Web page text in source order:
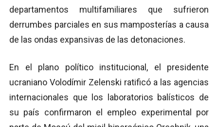
departamentos multifamiliares que sufrieron
derrumbes parciales en sus mamposterías a causa
de las ondas expansivas de las detonaciones.
En el plano político institucional, el presidente
ucraniano Volodímir Zelenski ratificó a las agencias
internacionales que los laboratorios balísticos de
su país confirmaron el empleo experimental por